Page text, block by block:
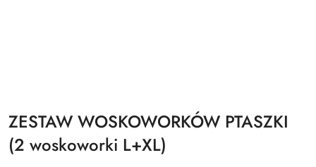
ZESTAW WOSKOWORKÓW PTASZKI
(2 woskoworki L+XL)